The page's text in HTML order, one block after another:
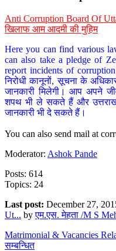
Anti Corruption Board Of
खिलाफ आम आदमी की मुहिम
Here you can find various
can also take a pledge of
report incidents of
निरोधी कानूनों, सूचना के
जानकारी मिलेगी। आप अपने
शपथ भी ले सकते हैं और
जानकारी भी दे सकते हैं।
You can also send mail at
Moderator: Ashok Pande
Posts: 614
Topics: 24
Last post: December 27,
Ut... byएम.एस. मेहता /M S
Matrimonial & Vacancies
सम्बन्धित